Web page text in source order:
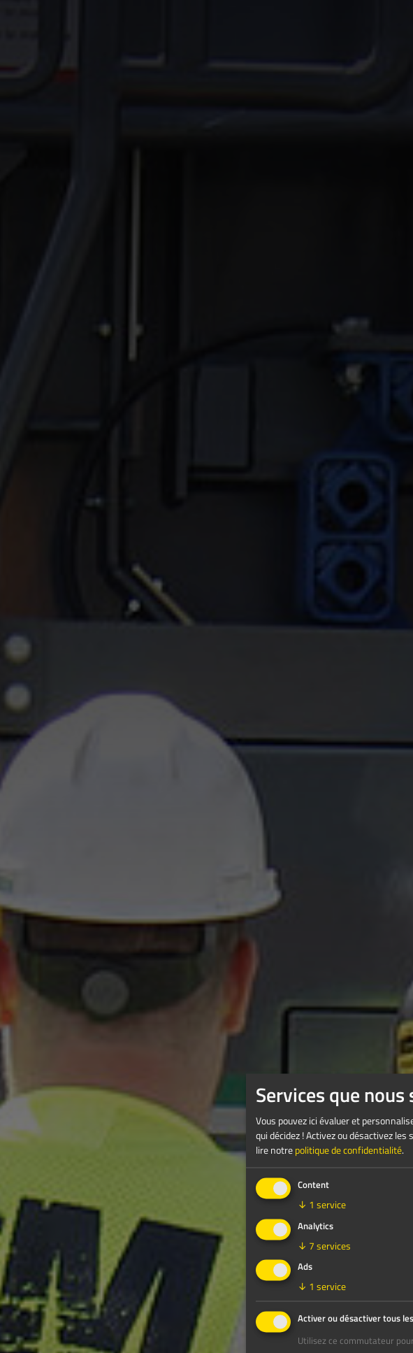
Services que
Vous pouvez ici évaluer et
qui décidez ! Activez ou désactivez
lire notrepolitique de confidentialité.
Content
↓ 1 service
Analytics
↓ 7services
Ads
↓ 1 service
Activer ou désactiver tous
Utilisez ce commutateur